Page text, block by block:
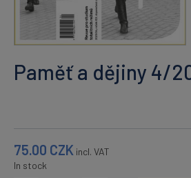
Paměť a dějiny 4/
75.00 CZK incl. VAT
In stock